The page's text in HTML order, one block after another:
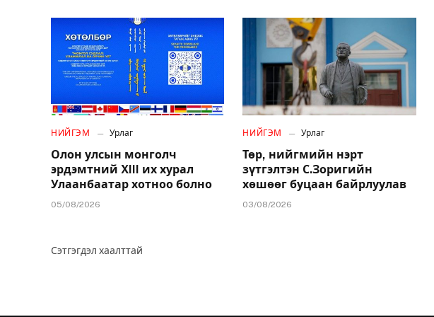
НИЙГЭМ Урлаг
Олон улсын монголч
эрдэмтний XIII их хурал
Улаанбаатар хотноо болно
05/08/2026
НИЙГЭМ Урлаг
Төр, нийгмийн нэрт
зүтгэлтэн С.Зоригийн
хөшөөг буцаан байрлуулав
03/08/2026
Сэтгэгдэл хаалттай